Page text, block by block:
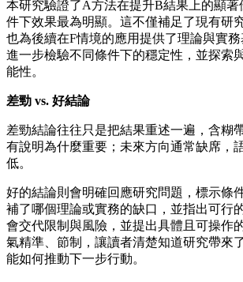
本研究驗證了A方法在提升B結果上的顯著
件下效果最為明顯。這不僅補足了現有研
也為後續在F情境的應用提供了理論與實
進一步檢驗不同條件下的穩定性，並探索
能性。
差勁 vs. 好結論
差勁結論往往只是把結果重述一遍，含糊
有說明為什麼重要；未來方向通常缺席，
低。
好的結論則會明確回應研究問題，標示條
補了哪個理論或實務的缺口，並指出可行
會交代限制與風險，並提出具體且可操作
氣精準、節制，讓讀者清楚知道研究帶來
能如何推動下一步行動。